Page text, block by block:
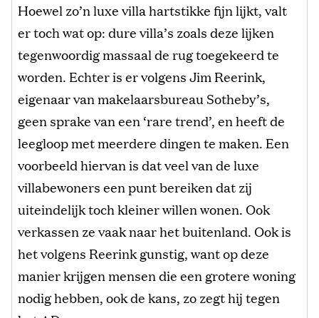
Hoewel zo’n luxe villa hartstikke fijn lijkt, valt
er toch wat op: dure villa’s zoals deze lijken
tegenwoordig massaal de rug toegekeerd te
worden. Echter is er volgens Jim Reerink,
eigenaar van makelaarsbureau Sotheby’s,
geen sprake van een ‘rare trend’, en heeft de
leegloop met meerdere dingen te maken. Een
voorbeeld hiervan is dat veel van de luxe
villabewoners een punt bereiken dat zij
uiteindelijk toch kleiner willen wonen. Ook
verkassen ze vaak naar het buitenland. Ook is
het volgens Reerink gunstig, want op deze
manier krijgen mensen die een grotere woning
nodig hebben, ook de kans, zo zegt hij tegen